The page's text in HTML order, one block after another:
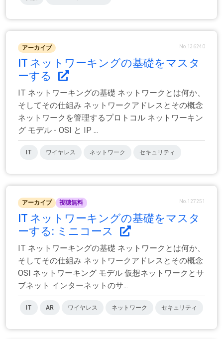
アーカイブ No.136240
IT ネットワーキングの基礎をマスタ
ーする
IT ネットワーキングの基礎 ネットワークとは何か、
そしてその仕組み ネットワークアドレスとその概念
ネットワークを管理するプロトコル ネットワーキン
グ モデル - OSI と IP ...
IT ワイヤレス ネットワーク セキュリティ
アーカイブ 視聴無料 No.127251
IT ネットワーキングの基礎をマスタ
ーする: ミニコース
IT ネットワーキングの基礎 ネットワークとは何か、
そしてその仕組み ネットワークアドレスとその概念
OSI ネットワーキング モデル 仮想ネットワークとサ
ブネット インターネットのサ...
IT AR ワイヤレス ネットワーク セキュリティ